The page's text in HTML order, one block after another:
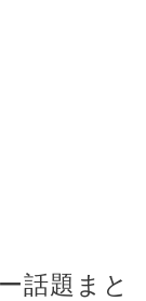
話題まと